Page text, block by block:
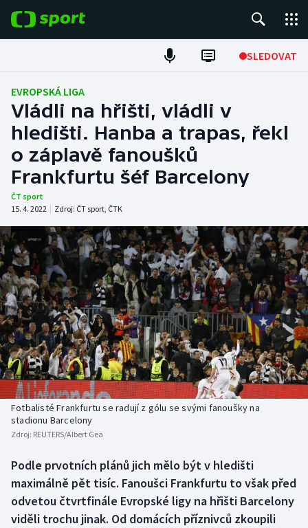
SLEDOVAT
Fotbal
Hokej
Tenis
Atletika
DALŠÍ SPORTY
Americký fotbal
Baseball a softbal
Basketbal
Biatlon
Boby a skeleton
Curling
Dostihy
NEPŘEHLÉDNĚTE
Soutěže
Historické návraty
Aplikace ČT sport
AZ kvíz
EVROPSKÁ LIGA
Vládli na hřišti, vládli v
hledišti. Hanba a trapas, řekl
o záplavě fanoušků
Frankfurtu šéf Barcelony
ČT sport
15. 4. 2022 | Zdroj: ČT sport, ČTK
Fotbalisté Frankfurtu se radují z gólu se svými fanoušky na
stadionu Barcelony
Zdroj: REUTERS/Albert Gea
Podle prvotních plánů jich mělo být v hledišti
maximálně pět tisíc. Fanoušci Frankfurtu to však před
odvetou čtvrtfinále Evropské ligy na hřišti Barcelony
viděli trochu jinak. Od domácích příznivců zkoupili